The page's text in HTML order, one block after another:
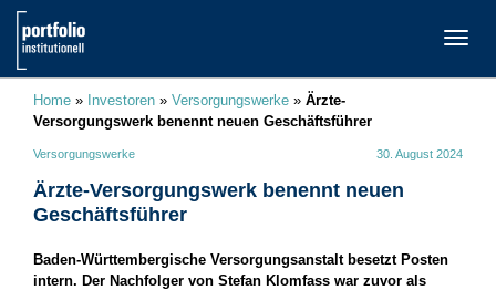
Home » Investoren » Versorgungswerke » Ärzte-
Versorgungswerk benennt neuen Geschäftsführer
Versorgungswerke 30. August 2024
Ärzte-Versorgungswerk benennt neuen
Geschäftsführer
Baden-Württembergische Versorgungsanstalt besetzt Posten
intern. Der Nachfolger von Stefan Klomfass war zuvor als